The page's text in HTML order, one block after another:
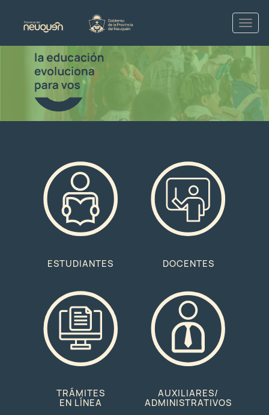
ESTUDIANTES DOCENTES
TRÁMITES
EN LÍNEA
AUXILIARES/
ADMINISTRATIVOS